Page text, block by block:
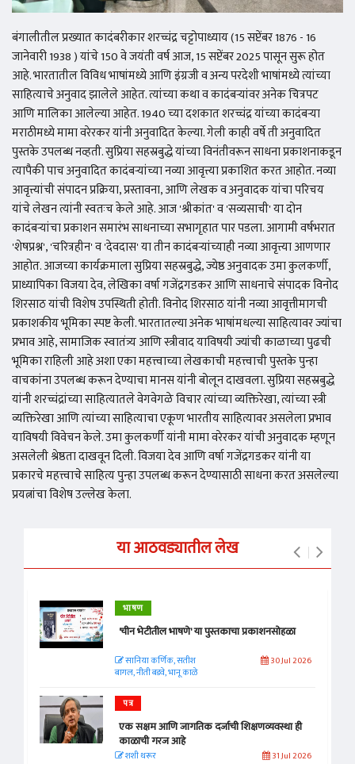
बंगालीतील प्रख्यात कादंबरीकार शरच्चंद्र चट्टोपाध्याय (15 सप्टेंबर 1876 - 16
जानेवारी 1938 ) यांचे 150 वे जयंती वर्ष आज, 15 सप्टेंबर 2025 पासून सुरू होत
आहे. भारतातील विविध भाषांमध्ये आणि इंग्रजी व अन्य परदेशी भाषांमध्ये त्यांच्या
साहित्याचे अनुवाद झालेले आहेत. त्यांच्या कथा व कादंबऱ्यांवर अनेक चित्रपट
आणि मालिका आलेल्या आहेत. 1940 च्या दशकात शरच्चंद्र यांच्या कादंबऱ्या
मराठीमध्ये मामा वरेरकर यांनी अनुवादित केल्या. गेली काही वर्षे ती अनुवादित
पुस्तके उपलब्ध नव्हती. सुप्रिया सहस्रबुद्धे यांच्या विनंतीवरून साधना प्रकाशनाकडून
त्यापैकी पाच अनुवादित कादंबऱ्यांच्या नव्या आवृत्त्या प्रकाशित करत आहोत. नव्या
आवृत्त्यांची संपादन प्रक्रिया, प्रस्तावना, आणि लेखक व अनुवादक यांचा परिचय
यांचे लेखन त्यांनी स्वतःच केले आहे. आज 'श्रीकांत' व 'सव्यसाची' या दोन
कादंबऱ्यांचा प्रकाशन समारंभ साधनाच्या सभागृहात पार पडला. आगामी वर्षभरात
'शेषप्रश्न', 'चरित्रहीन' व 'देवदास' या तीन कादंबऱ्यांच्याही नव्या आवृत्त्या आणणार
आहोत. आजच्या कार्यक्रमाला सुप्रिया सहस्रबुद्धे, ज्येष्ठ अनुवादक उमा कुलकर्णी,
प्राध्यापिका विजया देव, लेखिका वर्षा गजेंद्रगडकर आणि साधनाचे संपादक विनोद
शिरसाठ यांची विशेष उपस्थिती होती. विनोद शिरसाठ यांनी नव्या आवृत्तीमागची
प्रकाशकीय भूमिका स्पष्ट केली. भारतातल्या अनेक भाषांमधल्या साहित्यावर ज्यांचा
प्रभाव आहे, सामाजिक स्वातंत्र्य आणि स्त्रीवाद याविषयी ज्यांची काळाच्या पुढची
भूमिका राहिली आहे अशा एका महत्त्वाच्या लेखकाची महत्त्वाची पुस्तके पुन्हा
वाचकांना उपलब्ध करून देण्याचा मानस यांनी बोलून दाखवला. सुप्रिया सहस्रबुद्धे
यांनी शरच्चंद्रांच्या साहित्यातले वेगवेगळे विचार त्यांच्या व्यक्तिरेखा, त्यांच्या स्त्री
व्यक्तिरेखा आणि त्यांच्या साहित्याचा एकूण भारतीय साहित्यावर असलेला प्रभाव
याविषयी विवेचन केले. उमा कुलकर्णी यांनी मामा वरेरकर यांची अनुवादक म्हणून
असलेली श्रेष्ठता दाखवून दिली. विजया देव आणि वर्षा गजेंद्रगडकर यांनी या
प्रकारचे महत्त्वाचे साहित्य पुन्हा उपलब्ध करून देण्यासाठी साधना करत असलेल्या
प्रयत्नांचा विशेष उल्लेख केला.
या आठवड्यातील लेख
भाषण
'चीन भेटीतील भाषणे' या पुस्तकाचा प्रकाशनसोहळा
सानिया कर्णिक, सतीश
बागल, नीती बडवे, भानू काळे
30 Jul 2026
पत्र
एक सक्षम आणि जागतिक दर्जाची शिक्षणव्यवस्था ही
काळाची गरज आहे
शशी थरूर 31 Jul 2026